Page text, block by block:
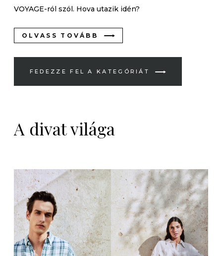
VOYAGE-ról szól. Hova utazik idén?
OLVASS TOVÁBB
FEDEZZE FEL A KATEGÓRIÁT
A divat világa